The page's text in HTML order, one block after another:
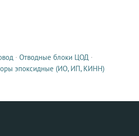
· Отводные блоки ЦОД ·
эпоксидные (ИО, ИП, КИНН)